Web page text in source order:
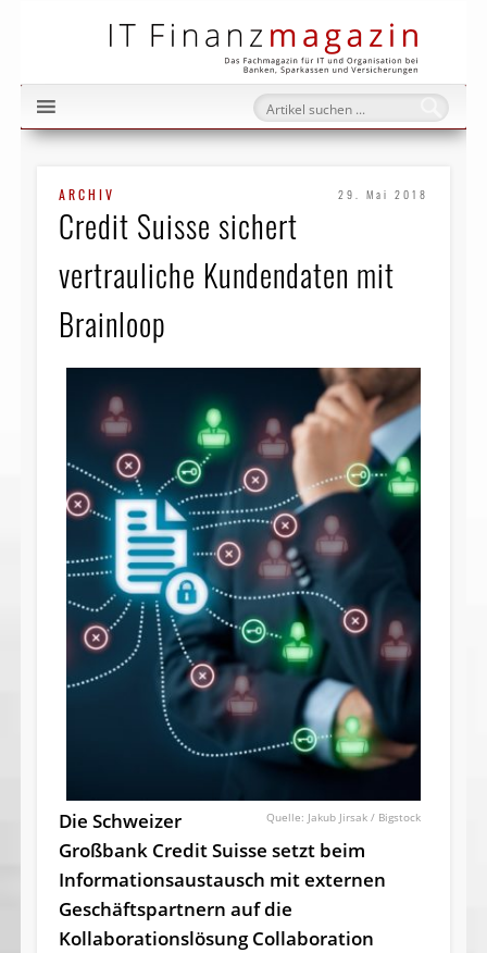
ARCHIV 29. Mai 2018
Credit Suisse sichert
vertrauliche Kundendaten mit
Brainloop
Jakub Jirsak / Bigstock
Die Schweizer
Großbank Credit Suisse setzt beim
Informationsaustausch mit externen
Geschäftspartnern auf die
Kollaborationslösung Collaboration